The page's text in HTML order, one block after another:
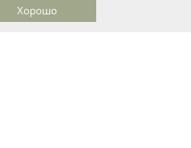
Корзина
Хорошо